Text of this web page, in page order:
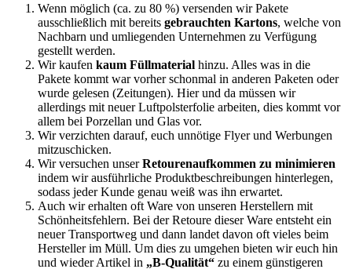
Wenn möglich (ca. zu 80 %) versenden wir Pakete
ausschließlich mit bereits gebrauchten Kartons, welche von
Nachbarn und umliegenden Unternehmen zu Verfügung
gestellt werden.
Wir kaufen kaum Füllmaterial hinzu. Alles was in die
Pakete kommt war vorher schonmal in anderen Paketen oder
wurde gelesen (Zeitungen). Hier und da müssen wir
allerdings mit neuer Luftpolsterfolie arbeiten, dies kommt vor
allem bei Porzellan und Glas vor.
Wir verzichten darauf, euch unnötige Flyer und Werbungen
mitzuschicken.
Wir versuchen unserRetourenaufkommen zu minimieren
indem wir ausführliche Produktbeschreibungen hinterlegen,
sodass jeder Kunde genau weiß was ihn erwartet.
Auch wir erhalten oft Ware von unseren Herstellern mit
Schönheitsfehlern. Bei der Retoure dieser Ware entsteht ein
neuer Transportweg und dann landet davon oft vieles beim
Hersteller im Müll. Um dies zu umgehen bieten wir euch hin
und wieder Artikel in „B-Qualität“ zu einem günstigeren